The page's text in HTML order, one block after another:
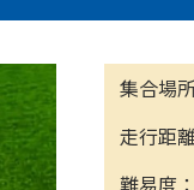
集合場
走行距
難易度